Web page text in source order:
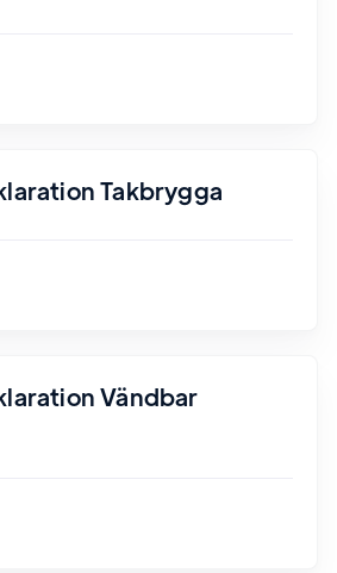
Takbrygga
Vändbar